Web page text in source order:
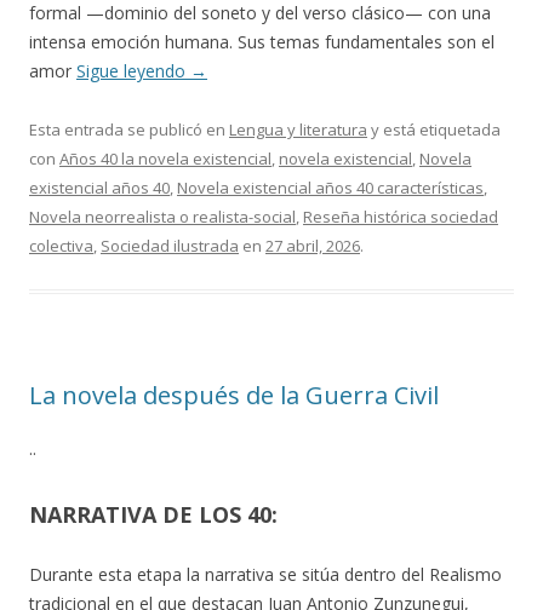
formal —dominio del soneto y del verso clásico— con una
intensa emoción humana. Sus temas fundamentales son el
amor Sigue leyendo →
Esta entrada se publicó en Lengua y literatura y está etiquetada
con Años 40 la novela existencial, novela existencial, Novela
existencial años 40, Novela existencial años 40 características,
Novela neorrealista o realista-social, Reseña histórica sociedad
colectiva, Sociedad ilustrada en 27 abril, 2026.
La novela después de la Guerra Civil
··
NARRATIVA DE LOS 40:
Durante esta etapa la narrativa se sitúa dentro del Realismo
tradicional en el que destacan Juan Antonio Zunzunegui,